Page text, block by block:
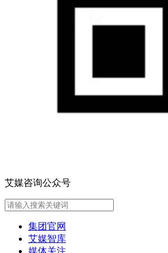
艾媒咨询公众号
集团官网
艾媒智库